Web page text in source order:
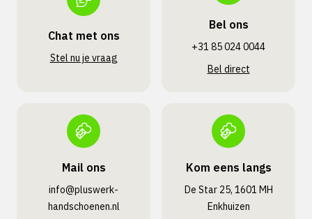
Chat met ons
Stel nu je vraag
Bel ons
+31 85 024 0044
Bel direct
Mail ons
info@pluswerk­
handschoenen.nl
Kom eens langs
De Star 25, 1601 MH
Enkhuizen